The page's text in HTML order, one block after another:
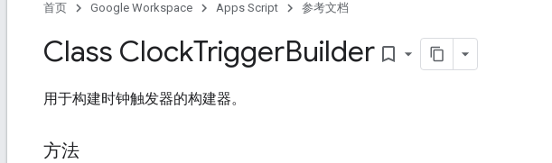
首页 Google Workspace Apps Script 参考文档
Class ClockTriggerBuilder bookmark_border
用于构建时钟触发器的构建器。
方法